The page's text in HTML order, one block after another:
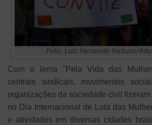
Foto: Luiz Fernando Nabuco/
Com o lema "Pela Vida das
centrais sindicais, movimentos
organizações da sociedade civil
no Dia Internacional de Luta das
e atividades em diversas cidades